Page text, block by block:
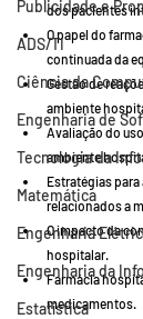
Publicidade e
ADS/TI
Ciência da
Engenharia de
Tecnologia da
Matemática
Engenharia
Engenharia da
Estatística
dos pacientes
O papel do
continuada da
Gestão de
ambiente
Avaliação do
ambiente
Estratégias
relacionados a
O impacto da
hospitalar.
Farmácia
medicamentos.